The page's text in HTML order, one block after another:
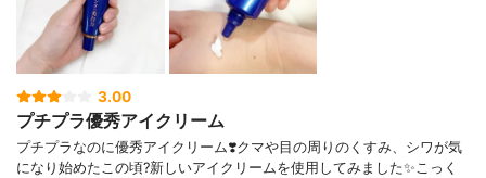
3.00
プチプラ優秀アイクリーム
プチプラなのに優秀アイクリーム❣️クマや目の周りのくすみ、シワが気
になり始めたこの頃?新しいアイクリームを使用してみました✨こっく